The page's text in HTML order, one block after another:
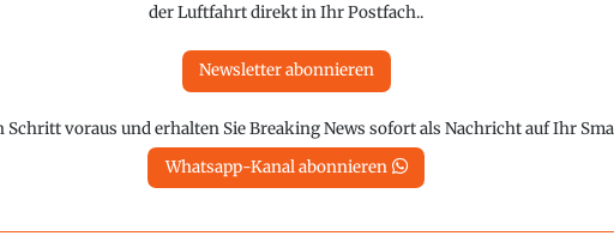
der Luftfahrt direkt in Ihr Postfach..
Newsletter abonnieren
Schritt voraus und erhalten Sie Breaking News sofort als Nachricht auf Ihr
Whatsapp-Kanal abonnieren